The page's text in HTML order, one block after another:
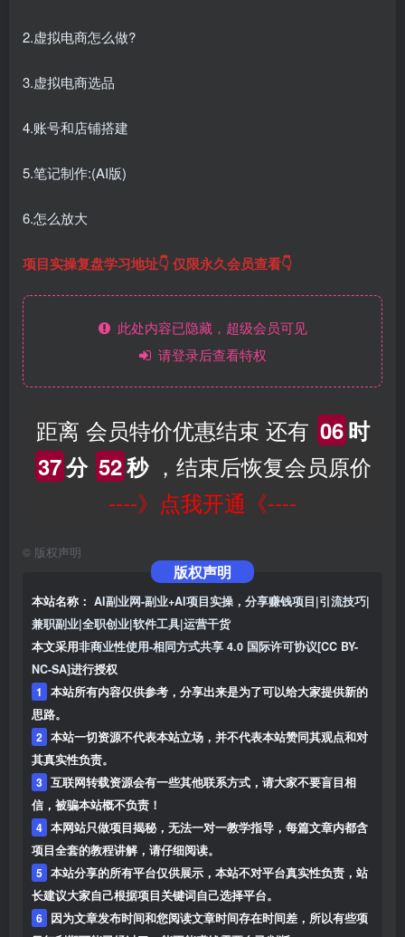
2.虚拟电商怎么做?
3.虚拟电商选品
4.账号和店铺搭建
5.笔记制作:(AI版)
6.怎么放大
项目实操复盘学习地址👇 仅限永久会员查看👇
此处内容已隐藏，超级会员可见
请登录后查看特权
距离 会员特价优惠结束 还有 06时
37分 51秒，结束后恢复会员原价
----》点我开通《----
© 版权声明
版权声明
本站名称： AI副业网-副业+AI项目实操，分享赚钱项目|引流技巧|
兼职副业|全职创业|软件工具|运营干货
本文采用非商业性使用-相同方式共享 4.0 国际许可协议[CC BY-
NC-SA]进行授权
1
本站所有内容仅供参考，分享出来是为了可以给大家提供新的
思路。
2 本站一切资源不代表本站立场，并不代表本站赞同其观点和对
其真实性负责。
3 互联网转载资源会有一些其他联系方式，请大家不要盲目相
信，被骗本站概不负责！
4 本网站只做项目揭秘，无法一对一教学指导，每篇文章内都含
项目全套的教程讲解，请仔细阅读。
5 本站分享的所有平台仅供展示，本站不对平台真实性负责，站
长建议大家自己根据项目关键词自己选择平台。
6 因为文章发布时间和您阅读文章时间存在时间差，所以有些项